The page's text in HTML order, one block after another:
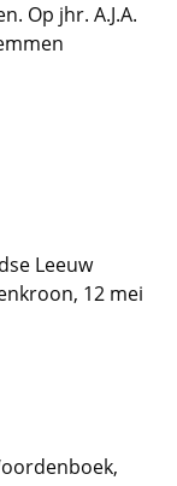
Op jhr. A.J.A.
Leeuw
12 mei